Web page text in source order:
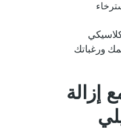
ورغباتك
إزالة